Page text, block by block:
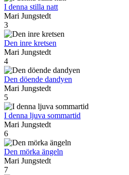
I denna stilla natt
Mari Jungstedt
3
Den inre kretsen
Mari Jungstedt
4
Den döende dandyen
Mari Jungstedt
5
I denna ljuva sommartid
Mari Jungstedt
6
Den mörka ängeln
Mari Jungstedt
7